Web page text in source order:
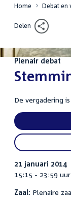
Home Debat en
Delen
Plenair debat
:
De vergadering is
21 januari 2014
15:15 - 23:59 uur
Zaal: Plenaire